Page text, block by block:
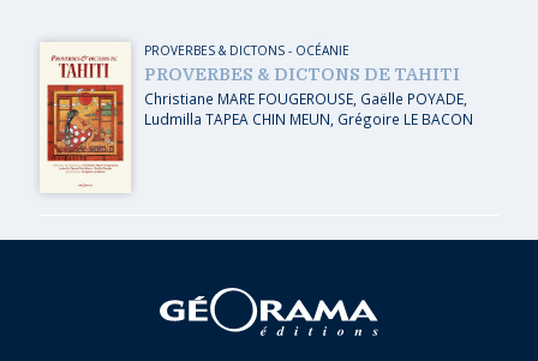
PROVERBES & DICTONS- OCÉANIE
PROVERBES & DICTONS DE TAHITI
Christiane MARE FOUGEROUSE, Gaëlle POYADE,
Ludmilla TAPEA CHIN MEUN, Grégoire LE BACON